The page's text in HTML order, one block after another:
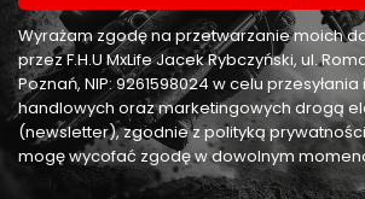
Wyrażam zgodę na przetwarzanie moich
przez F.H.U MxLife Jacek Rybczyński, ul.
Poznań, NIP: 9261598024 w celu
handlowych oraz marketingowych drogą
(newsletter), zgodnie z polityką prywatności
mogę wycofać zgodę w dowolnym